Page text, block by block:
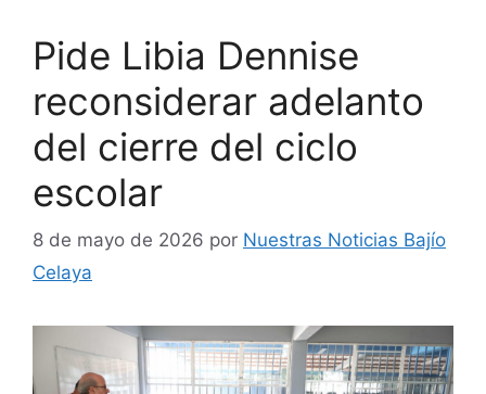
Pide Libia Dennise
reconsiderar adelanto
del cierre del ciclo
escolar
8 de mayo de 2026 por Nuestras Noticias Bajío
Celaya